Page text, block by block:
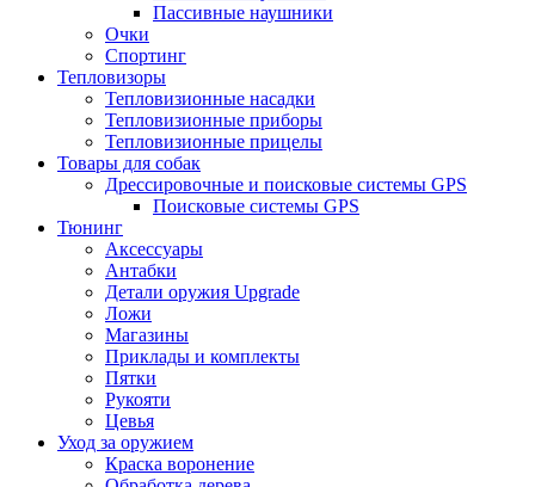
Пассивные наушники
Очки
Спортинг
Тепловизоры
Тепловизионные насадки
Тепловизионные приборы
Тепловизионные прицелы
Товары для собак
Дрессировочные и поисковые системы GPS
Поисковые системы GPS
Тюнинг
Аксессуары
Антабки
Детали оружия Upgrade
Ложи
Магазины
Приклады и комплекты
Пятки
Рукояти
Цевья
Уход за оружием
Краска воронение